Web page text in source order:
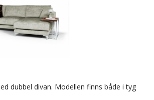
dubbel divan. Modellen finns både i tyg